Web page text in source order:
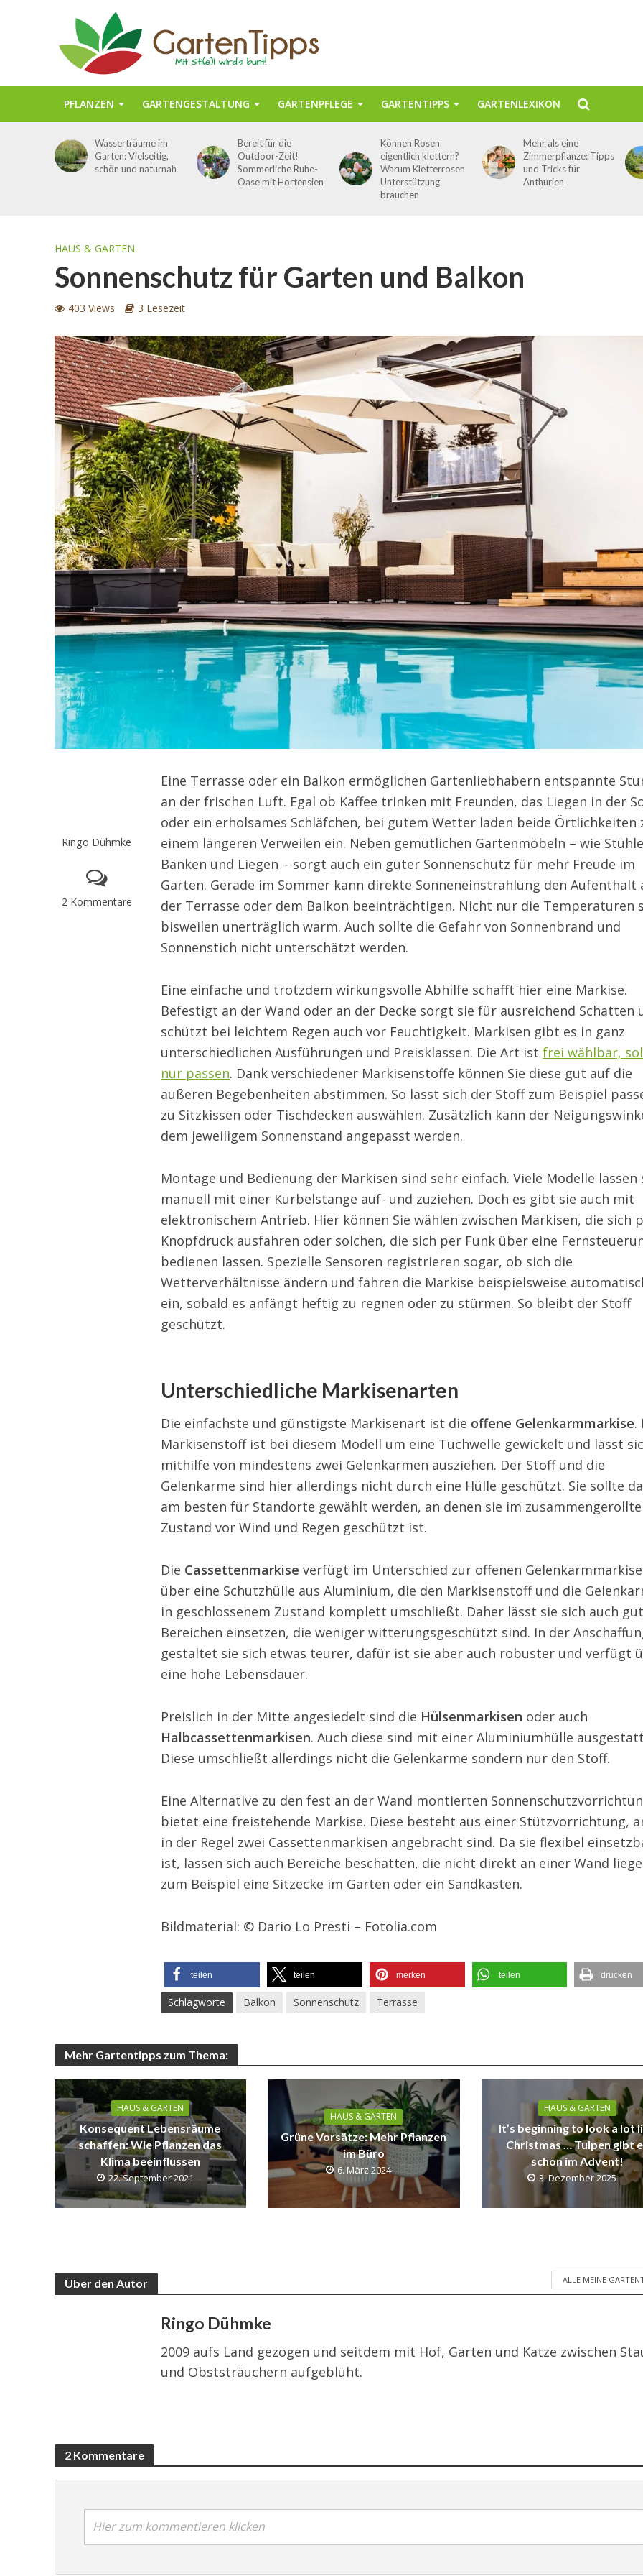
PFLANZEN GARTENGESTALTUNG GARTENPFLEGE GARTENTIPPS GARTENLEXIKON
Wasserträume im
Garten: Vielseitig,
schön und naturnah
Bereit für die
Outdoor-Zeit!
Sommerliche Ruhe-
Oase mit Hortensien
Können Rosen
eigentlich klettern?
Warum Kletterrosen
Unterstützung
brauchen
Mehr als eine
Zimmerpflanze: Tipps
und Tricks für
Anthurien
HAUS & GARTEN
Sonnenschutz für Garten und Balkon
403 Views 3 Lesezeit
Ringo Dühmke
2 Kommentare
Eine Terrasse oder ein Balkon ermöglichen Gartenliebhabern entspannte
an der frischen Luft. Egal ob Kaffee trinken mit Freunden, das Liegen in der
oder ein erholsames Schläfchen, bei gutem Wetter laden beide Örtlichkeiten
einem längeren Verweilen ein. Neben gemütlichen Gartenmöbeln – wie
Bänken und Liegen – sorgt auch ein guter Sonnenschutz für mehr Freude im
Garten. Gerade im Sommer kann direkte Sonneneinstrahlung den Aufenthalt
der Terrasse oder dem Balkon beeinträchtigen. Nicht nur die Temperaturen
bisweilen unerträglich warm. Auch sollte die Gefahr von Sonnenbrand und
Sonnenstich nicht unterschätzt werden.
Eine einfache und trotzdem wirkungsvolle Abhilfe schafft hier eine Markise.
Befestigt an der Wand oder an der Decke sorgt sie für ausreichend Schatten
schützt bei leichtem Regen auch vor Feuchtigkeit. Markisen gibt es in ganz
unterschiedlichen Ausführungen und Preisklassen. Die Art istfrei wählbar,
nur passen. Dank verschiedener Markisenstoffe können Sie diese gut auf die
äußeren Begebenheiten abstimmen. So lässt sich der Stoff zum Beispiel
zu Sitzkissen oder Tischdecken auswählen. Zusätzlich kann der
dem jeweiligem Sonnenstand angepasst werden.
Montage und Bedienung der Markisen sind sehr einfach. Viele Modelle lassen
manuell mit einer Kurbelstange auf- und zuziehen. Doch es gibt sie auch mit
elektronischem Antrieb. Hier können Sie wählen zwischen Markisen, die sich
Knopfdruck ausfahren oder solchen, die sich per Funk über eine
bedienen lassen. Spezielle Sensoren registrieren sogar, ob sich die
Wetterverhältnisse ändern und fahren die Markise beispielsweise
ein, sobald es anfängt heftig zu regnen oder zu stürmen. So bleibt der Stoff
geschützt.
Unterschiedliche Markisenarten
Die einfachste und günstigste Markisenart ist die offene Gelenkarmmarkise.
Markisenstoff ist bei diesem Modell um eine Tuchwelle gewickelt und lässt
mithilfe von mindestens zwei Gelenkarmen ausziehen. Der Stoff und die
Gelenkarme sind hier allerdings nicht durch eine Hülle geschützt. Sie sollte
am besten für Standorte gewählt werden, an denen sie im
Zustand vor Wind und Regen geschützt ist.
Die Cassettenmarkise verfügt im Unterschied zur offenen Gelenkarmmarkise
über eine Schutzhülle aus Aluminium, die den Markisenstoff und die
in geschlossenem Zustand komplett umschließt. Daher lässt sie sich auch
Bereichen einsetzen, die weniger witterungsgeschützt sind. In der
gestaltet sie sich etwas teurer, dafür ist sie aber auch robuster und verfügt
eine hohe Lebensdauer.
Preislich in der Mitte angesiedelt sind die Hülsenmarkisen oder auch
Halbcassettenmarkisen. Auch diese sind mit einer Aluminiumhülle
Diese umschließt allerdings nicht die Gelenkarme sondern nur den Stoff.
Eine Alternative zu den fest an der Wand montierten
bietet eine freistehende Markise. Diese besteht aus einer Stützvorrichtung,
in der Regel zwei Cassettenmarkisen angebracht sind. Da sie flexibel
ist, lassen sich auch Bereiche beschatten, die nicht direkt an einer Wand
zum Beispiel eine Sitzecke im Garten oder ein Sandkasten.
Bildmaterial: © Dario Lo Presti – Fotolia.com
teilen teilen merken teilen drucken
Schlagworte Balkon Sonnenschutz Terrasse
Mehr Gartentipps zum Thema:
HAUS & GARTEN
Konsequent Lebensräume
schaffen: Wie Pflanzen das
Klima beeinflussen
22. September 2021
HAUS & GARTEN
Grüne Vorsätze: Mehr Pflanzen
im Büro
6. März 2024
HAUS & GARTEN
It’s beginning to look a lot
Christmas … Tulpen gibt
schon im Advent!
3. Dezember 2025
Über den Autor ALLE MEINE
Ringo Dühmke
2009 aufs Land gezogen und seitdem mit Hof, Garten und Katze zwischen
und Obststräuchern aufgeblüht.
2 Kommentare
Hier zum kommentieren klicken